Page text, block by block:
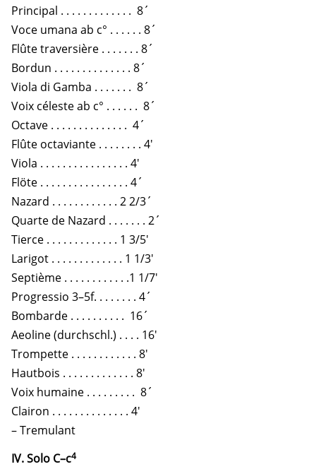
Principal . . . . . . . . . . . . . 8´
Voce umana ab c° . . . . . . 8´
Flûte traversière . . . . . . . 8´
Bordun . . . . . . . . . . . . . . 8´
Viola di Gamba . . . . . . . 8´
Voix céleste ab c° . . . . . . 8´
Octave . . . . . . . . . . . . . . 4´
Flûte octaviante . . . . . . . . 4′
Viola . . . . . . . . . . . . . . . . 4′
Flöte . . . . . . . . . . . . . . . . 4´
Nazard . . . . . . . . . . . . 2 2/3´
Quarte de Nazard . . . . . . . 2´
Tierce . . . . . . . . . . . . . 1 3/5′
Larigot . . . . . . . . . . . . . 1 1/3′
Septième . . . . . . . . . . . .1 1/7′
Progressio 3–5f. . . . . . . . 4´
Bombarde . . . . . . . . . . 16´
Aeoline (durchschl.) . . . . 16′
Trompette . . . . . . . . . . . . 8′
Hautbois . . . . . . . . . . . . . 8′
Voix humaine . . . . . . . . . 8´
Clairon . . . . . . . . . . . . . . 4′
– Tremulant
IV. Solo C–c4